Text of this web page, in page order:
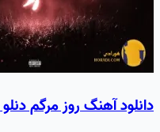
دانلود آهنگ روز مرگم